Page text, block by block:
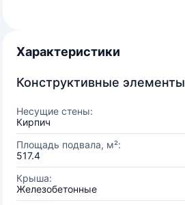
Характеристики
Конструктивные элементы
Несущие стены:
Кирпич
Площадь подвала, м²:
517.4
Крыша:
Железобетонные